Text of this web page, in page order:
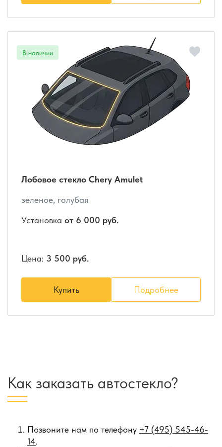
Лобовое стекло Chery Amulet
зеленое, голубая
Установка от 6 000 руб.
Цена: 3 500 руб.
Купить Подробнее
Как заказать автостекло?
Позвоните нам по телефону +7 (495) 545-46-
14.